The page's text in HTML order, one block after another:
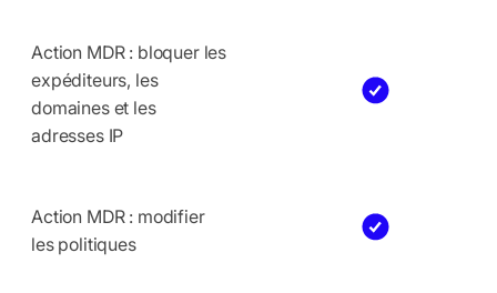
Action MDR : bloquer les
expéditeurs, les
domaines et les
adresses IP
Action MDR : modifier
les politiques